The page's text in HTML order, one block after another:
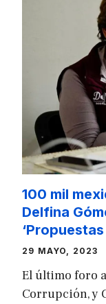
100 mil
Delfina
29 MAYO, 2023
El último foro
Corrupción, y